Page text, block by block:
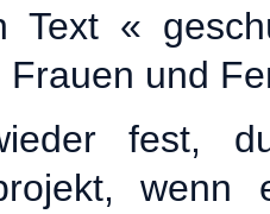
Text «
und
fest,